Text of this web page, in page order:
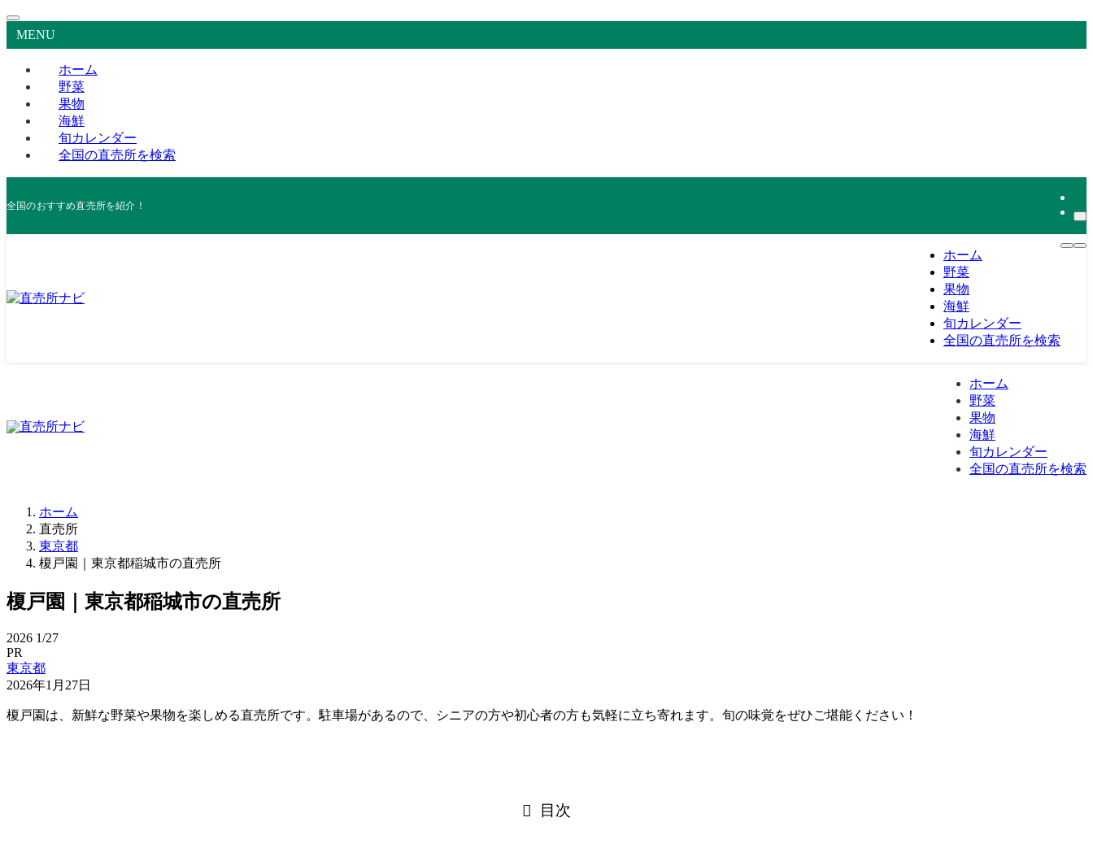
MENU
ホーム
野菜
果物
海鮮
旬カレンダー
全国の直売所を検索
全国のおすすめ直売所を紹介！
ホーム
野菜
果物
海鮮
旬カレンダー
全国の直売所を検索
ホーム
野菜
果物
海鮮
旬カレンダー
全国の直売所を検索
ホーム
直売所
東京都
榎戸園｜東京都稲城市の直売所
榎戸園｜東京都稲城市の直売所
2026 1/27
PR
東京都
2026年1月27日
榎戸園は、新鮮な野菜や果物を楽しめる直売所です。駐車場があるので、シニアの方や初心者の方も気軽に立ち寄れます。旬の味覚をぜひご堪能ください！
目次